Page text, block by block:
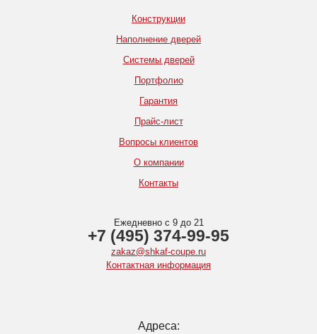
Конструкции
Наполнение дверей
Системы дверей
Портфолио
Гарантия
Прайс-лист
Вопросы клиентов
О компании
Контакты
Ежедневно с 9 до 21
+7 (495) 374-99-95
zakaz@shkaf-coupe.ru
Контактная информация
Адреса: